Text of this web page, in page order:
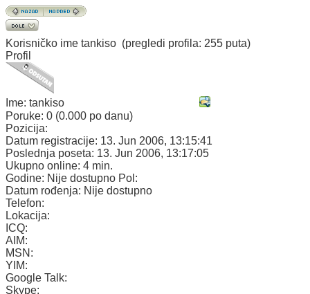
Korisničko ime tankiso (pregledi profila: 255 puta)
Profil
Ime: tankiso
Poruke: 0 (0.000 po danu)
Pozicija:
Datum registracije: 13. Jun 2006, 13:15:41
Poslednja poseta: 13. Jun 2006, 13:17:05
Ukupno online: 4 min.
Godine: Nije dostupno Pol:
Datum rođenja: Nije dostupno
Telefon:
Lokacija:
ICQ:
AIM:
MSN:
YIM:
Google Talk:
Skype: